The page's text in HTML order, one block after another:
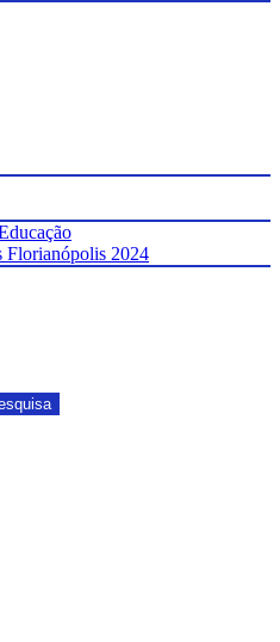
Florianópolis 2024